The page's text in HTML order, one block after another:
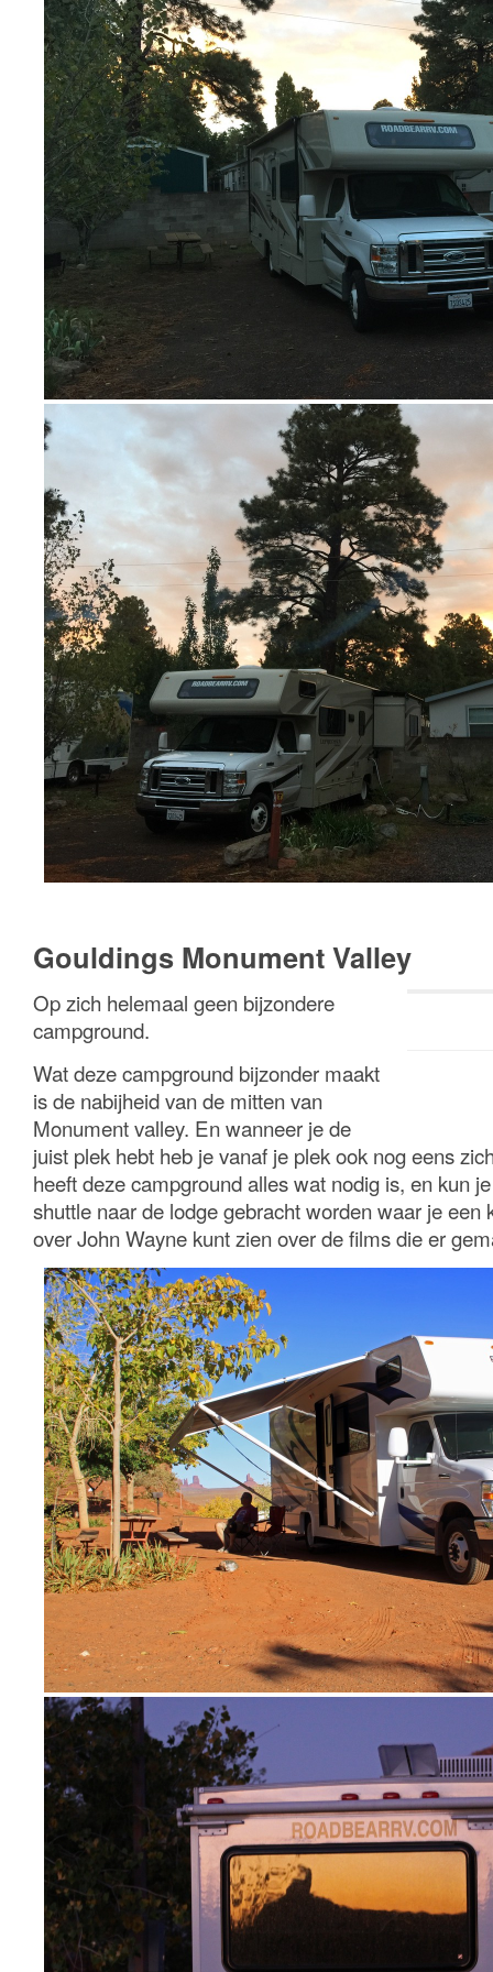
Gouldings Monument Valley
Op zich helemaal geen bijzondere
campground.
Wat deze campground bijzonder maakt
is de nabijheid van de mitten van
Monument valley. En wanneer je de
juist plek hebt heb je vanaf je plek ook nog eens
heeft deze campground alles wat nodig is, en kun
shuttle naar de lodge gebracht worden waar je een
over John Wayne kunt zien over de films die er